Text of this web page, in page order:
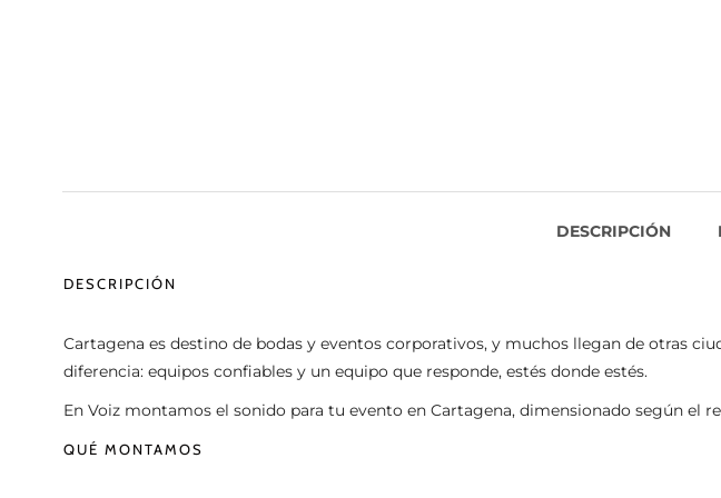
DESCRIPCIÓN
DESCRIPCIÓN
Cartagena es destino de bodas y eventos corporativos, y muchos llegan de otras
diferencia: equipos confiables y un equipo que responde, estés donde estés.
En Voiz montamos el sonido para tu evento en Cartagena, dimensionado según
QUÉ MONTAMOS